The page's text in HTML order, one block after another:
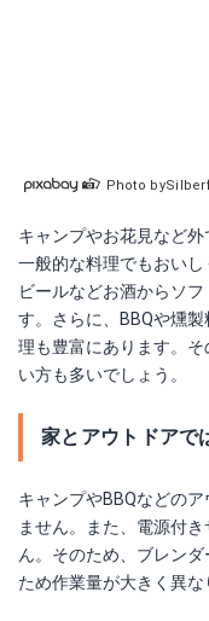
Photo
キャンプやお花見など
一般的な料理でもおい
ビールなどお酒からソ
す。さらに、BBQや燻
理も豊富にあります。
い方も多いでしょう。
家とアウトドアで
キャンプやBBQなどの
ません。また、電源付
ん。そのため、ブレン
ため作業量が大きく異な